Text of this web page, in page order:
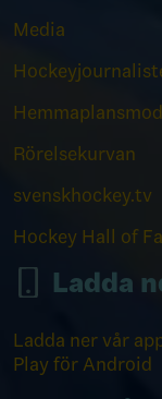
Media
Rörelsekurvan
svenskhockey.tv
Hockey Hall of
Ladda
Ladda ner vår
Play för Android